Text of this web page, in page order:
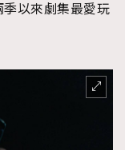
季以來劇集最愛玩